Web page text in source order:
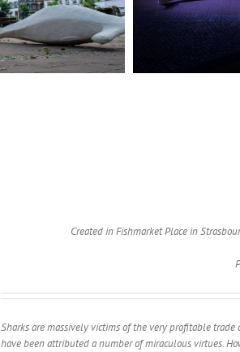
Created in Fishmarket Place in
Sharks are massively victims of the very profitable
have been attributed a number of miraculous virtues.